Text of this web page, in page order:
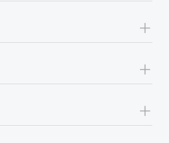
+
+
+